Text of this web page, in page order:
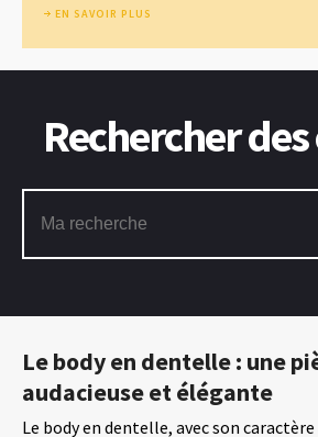
Le body en dentelle : une
audacieuse et élégante
Le body en dentelle, avec son
EN SAVOIR PLUS
Rechercher